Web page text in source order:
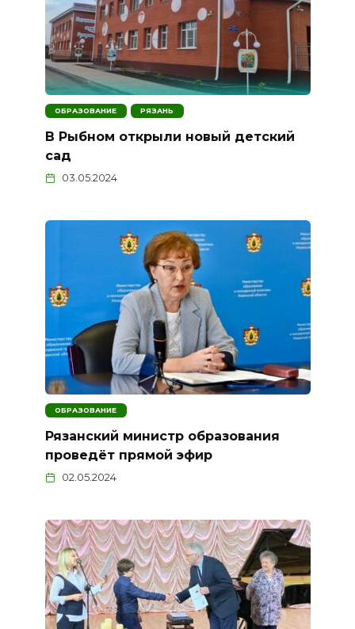
ОБРАЗОВАНИЕ РЯЗАНЬ
В Рыбном открыли новый детский
сад
03.05.2024
ОБРАЗОВАНИЕ
Рязанский министр образования
проведёт прямой эфир
02.05.2024